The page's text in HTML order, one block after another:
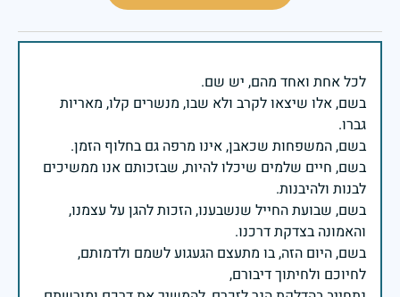
בשם, אלו שיצאו לקרב ולא שבו, מנשרים קלו, מאריות
בשם, חיים שלמים שיכלו להיות, שבזכותם אנו ממשיכים
בשם, שבועת החייל שנשבענו, הזכות להגן על עצמנו,
בשם, היום הזה, בו מתעצם הגעגוע לשמם ולדמותם,